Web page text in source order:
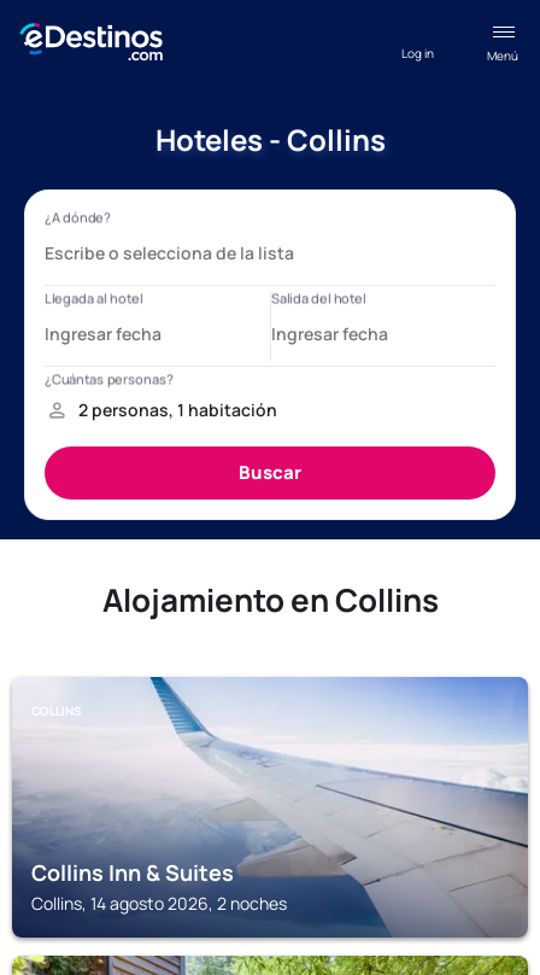
Menú
Log in
Hoteles - Collins
Alojamiento en Collins
COLLINS
Collins Inn & Suites
Collins, 14 agosto 2026, 2 noches